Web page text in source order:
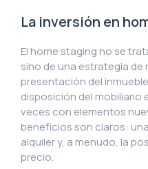
La inversión en
El home staging no se
sino de una estrategia de
presentación del
disposición del
veces con elementos
beneficios son claros:
alquiler y, a menudo, la
precio.